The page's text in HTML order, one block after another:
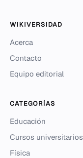
WIKIVERSIDAD
Acerca
Contacto
Equipo editorial
CATEGORÍAS
Educación
Cursos universitarios
Física